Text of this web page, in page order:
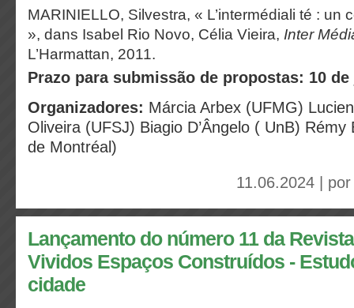
MARINIELLO, Silvestra, « L’intermédiali té : un
», dans Isabel Rio Novo, Célia Vieira, Inter
L’Harmattan, 2011.
Prazo para submissão de propostas: 10
Organizadores: Márcia Arbex (UFMG)
Oliveira (UFSJ) Biagio D’Ângelo ( UnB)
de Montréal)
11.06.2024 |
Lançamento do número 11 da
Vividos Espaços Construídos -
cidade